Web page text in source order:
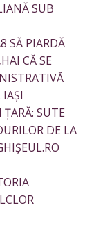
SUB
SĂ PIARDĂ
CĂ SE
SUTE
DE LA